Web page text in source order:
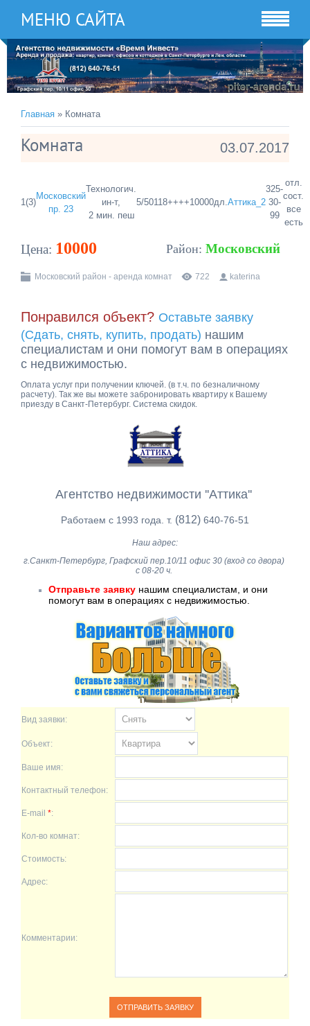
МЕНЮ САЙТА
Главная » Комната
03.07.2017
Комната
1(3)
Московский
пр. 23
Технологич.
ин-т,
2 мин. пеш
5/50118++++10000дл. Аттика_2
325-
30-
99
отл.
сост.
все
есть
Цена: 10000 Район: Московский
Московский район - аренда комнат 722 katerina
Понравился объект? Оставьте заявку
(Сдать, снять, купить, продать) нашим
специалистам и они помогут вам в операциях
с недвижимостью.
Оплата услуг при получении ключей. (в т.ч. по безналичному
расчету). Так же вы можете забронировать квартиру к Вашему
приезду в Санкт-Петербург. Система скидок.
Агентство недвижимости ''Аттика''
Работаем с 1993 года. т. (812) 640-76-51
Наш адрес:
г.Санкт-Петербург, Графский пер.10/11 офис 30 (вход со двора)
с 08-20 ч.
Отправьте заявку нашим специалистам, и они
помогут вам в операциях с недвижимостью.
Вид заявки:
Объект:
Ваше имя:
Контактный телефон:
E-mail *:
Кол-во комнат:
Стоимость:
Адрес:
Комментарии: